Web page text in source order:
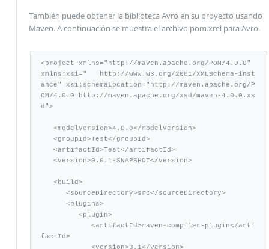
También puede obtener la biblioteca Avro en su proyecto usando
Maven. A continuación se muestra el archivo pom.xml para Avro.
<project xmlns="http://maven.apache.org/POM/4.0.0"
xmlns:xsi="   http://www.w3.org/2001/XMLSchema-inst
ance" xsi:schemaLocation="http://maven.apache.org/P
OM/4.0.0 http://maven.apache.org/xsd/maven-4.0.0.xs
d">
factId>